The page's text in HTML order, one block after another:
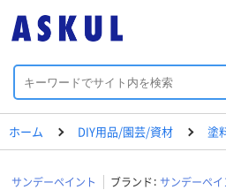
ホーム DIY用品/園芸/資材 塗
サンデーペイント ブランド： サンデーペイ